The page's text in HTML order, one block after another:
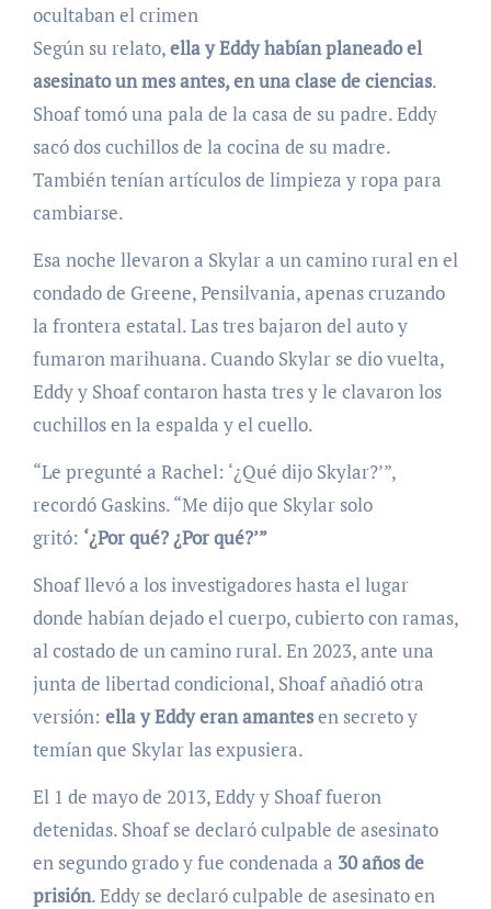
ocultaban el crimen
Según su relato,ella y Eddy habían planeado el
asesinato un mes antes, en una clase de ciencias.
Shoaf tomó una pala de la casa de su padre. Eddy
sacó dos cuchillos de la cocina de su madre.
También tenían artículos de limpieza y ropa para
cambiarse.
Esa noche llevaron a Skylar a un camino rural en el
condado de Greene, Pensilvania, apenas cruzando
la frontera estatal. Las tres bajaron del auto y
fumaron marihuana. Cuando Skylar se dio vuelta,
Eddy y Shoaf contaron hasta tres y le clavaron los
cuchillos en la espalda y el cuello.
“Le pregunté a Rachel: ‘¿Qué dijo Skylar?’”,
recordó Gaskins. “Me dijo que Skylar solo
gritó: ‘¿Por qué? ¿Por qué?’”
Shoaf llevó a los investigadores hasta el lugar
donde habían dejado el cuerpo, cubierto con ramas,
al costado de un camino rural. En 2023, ante una
junta de libertad condicional, Shoaf añadió otra
versión: ella y Eddy eran amantesen secreto y
temían que Skylar las expusiera.
El 1 de mayo de 2013, Eddy y Shoaf fueron
detenidas. Shoaf se declaró culpable de asesinato
en segundo grado y fue condenada a 30 años de
prisión. Eddy se declaró culpable de asesinato en